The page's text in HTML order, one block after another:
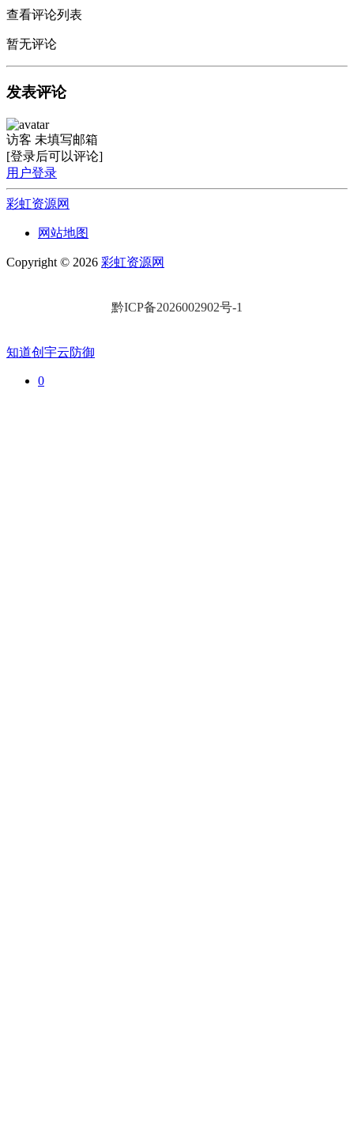
查看评论列表
暂无评论
发表评论
访客 未填写邮箱
[登录后可以评论]
用户登录
彩虹资源网
网站地图
Copyright © 2026 彩虹资源网
黔ICP备2026002902号-1
知道创宇云防御
0